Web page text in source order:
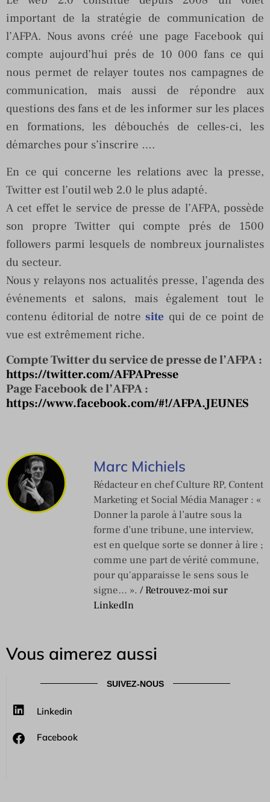
important de la stratégie de communication de
l’AFPA. Nous avons créé une page Facebook qui
compte aujourd’hui prés de 10 000 fans ce qui
nous permet de relayer toutes nos campagnes de
communication, mais aussi de répondre aux
questions des fans et de les informer sur les places
en formations, les débouchés de celles-ci, les
démarches pour s’inscrire ….
En ce qui concerne les relations avec la presse,
Twitter est l’outil web 2.0 le plus adapté.
A cet effet le service de presse de l’AFPA, possède
son propre Twitter qui compte prés de 1500
followers parmi lesquels de nombreux journalistes
du secteur.
Nous y relayons nos actualités presse, l’agenda des
événements et salons, mais également tout le
contenu éditorial de notresite qui de ce point de
vue est extrêmement riche.
Compte Twitter du service de presse de l’AFPA :
https://twitter.com/AFPAPresse
Page Facebook de l’AFPA :
https://www.facebook.com/#!/AFPA.JEUNES
Marc Michiels
Rédacteur en chef Culture RP, Content
Marketing et Social Média Manager : «
Donner la parole à l’autre sous la
forme d’une tribune, une interview,
est en quelque sorte se donner à lire ;
comme une part de vérité commune,
pour qu'apparaisse le sens sous le
signe… ». / Retrouvez-moi sur
LinkedIn
Vous aimerez aussi
SUIVEZ-NOUS
Linkedin
Facebook